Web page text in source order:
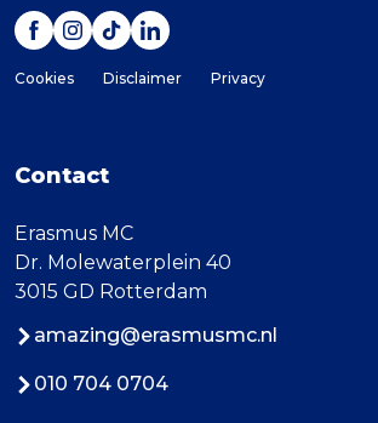
Cookies Disclaimer Privacy
Contact
Erasmus MC
Dr. Molewaterplein 40
3015 GD Rotterdam
amazing@erasmusmc.nl
010 704 0704